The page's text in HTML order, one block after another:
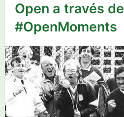
Open a través de
#OpenMoments